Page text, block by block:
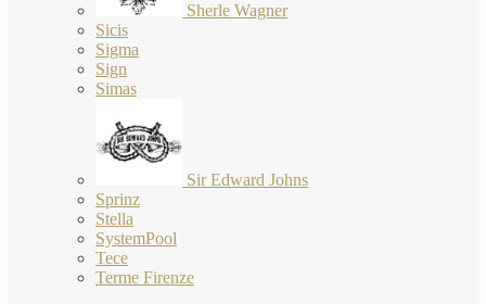
Sherle Wagner
Sicis
Sigma
Sign
Simas
Sir Edward Johns
Sprinz
Stella
SystemPool
Tece
Terme Firenze